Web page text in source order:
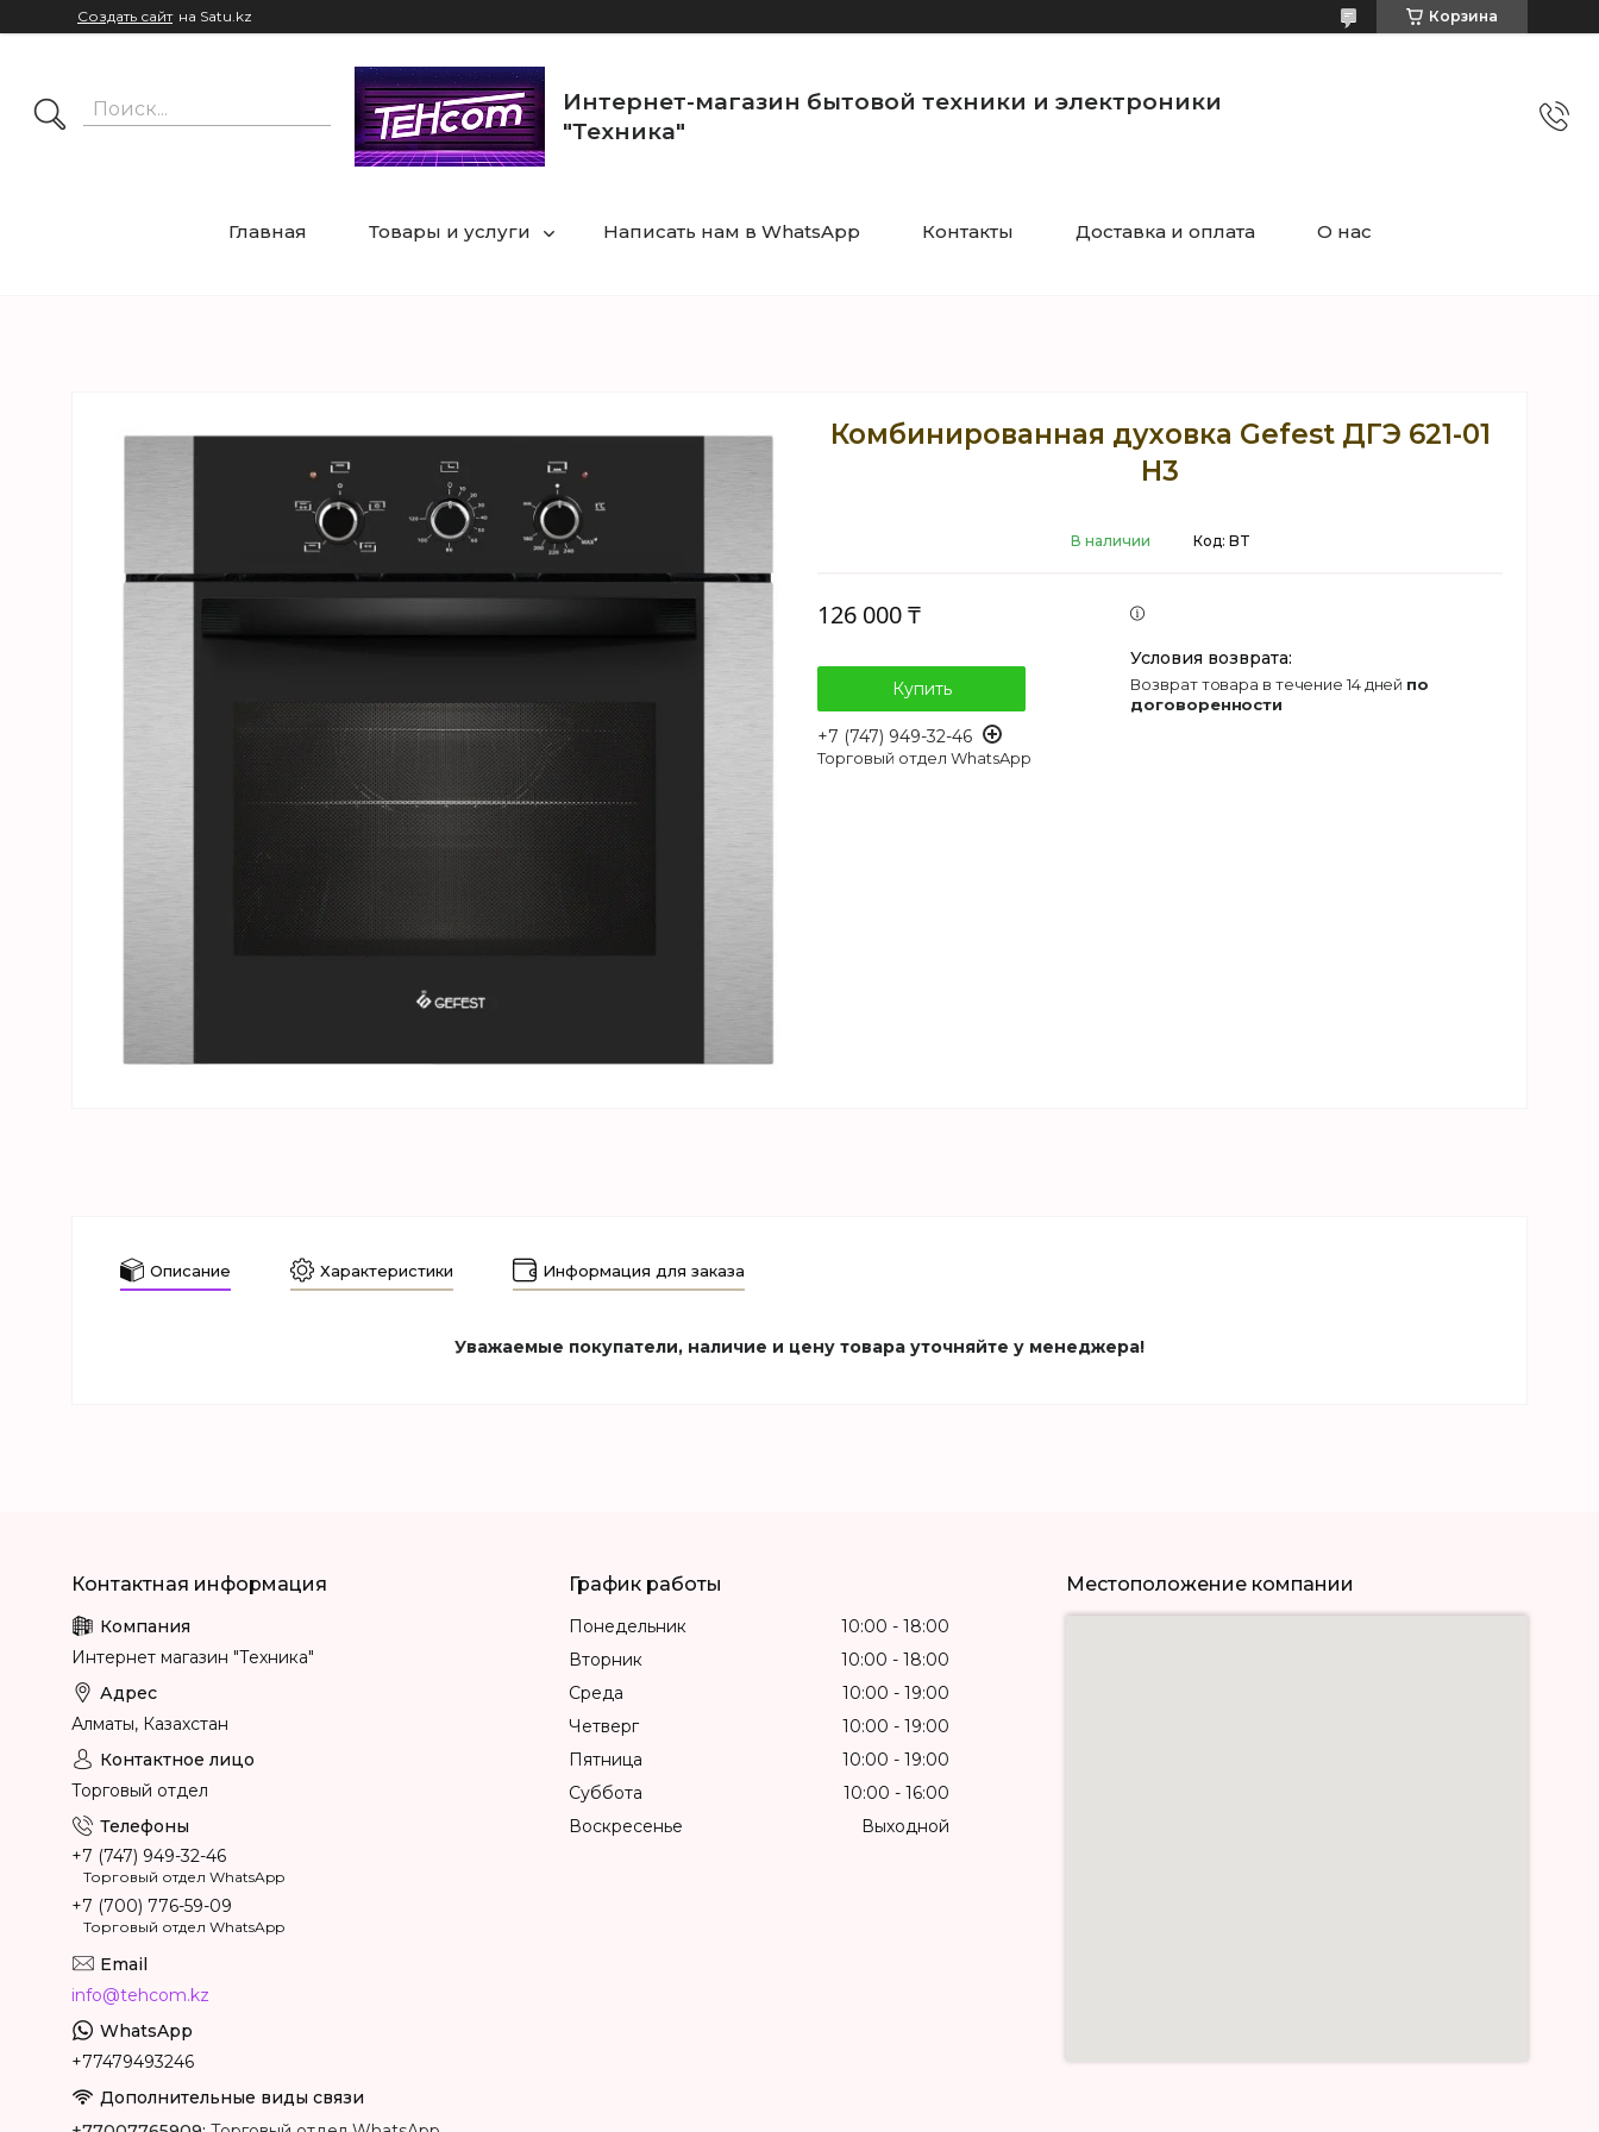
Создать сайт на Satu.kz Корзина
Интернет-магазин бытовой техники и электроники
"Техника"
Главная Товары и услуги Написать нам в WhatsApp Контакты Доставка и оплата О нас
Комбинированная духовка Gefest ДГЭ 621-01
Н3
В наличии Код: BT
126 000 ₸
Купить
+7 (747) 949-32-46
Торговый отдел WhatsApp
возврат товара в течение 14 дней по
договоренности
Описание Характеристики Информация для заказа
Уважаемые покупатели, наличие и цену товара уточняйте у менеджера!
Интернет магазин "Техника"
Алматы, Казахстан
Торговый отдел
+7 (747) 949-32-46
Торговый отдел WhatsApp
+7 (700) 776-59-09
Торговый отдел WhatsApp
info@tehcom.kz
+77479493246
График работы
Понедельник 10:00
18:00
Вторник
10:00
18:00
Среда
10:00
19:00
Четверг
10:00
19:00
Пятница
10:00
19:00
Суббота
10:00
16:00
Воскресенье
Выходной
Местоположение компании